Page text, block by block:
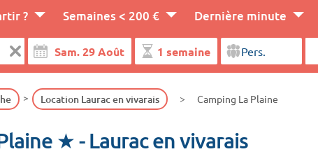
? Semaines < 200 € Dernière minute
Location Laurac en vivarais Camping La Plaine
★- Laurac en vivarais